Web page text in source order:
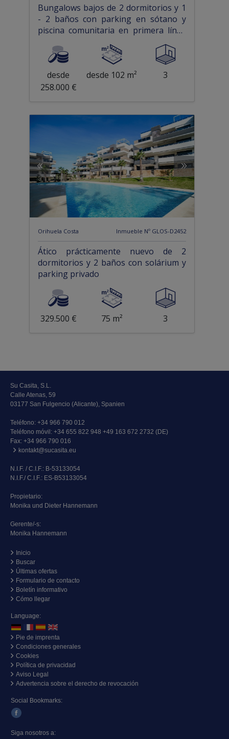
Bungalows bajos de 2 dormitorios y 1
- 2 baños con parking en sótano y
piscina comunitaria en primera línea
desde
258.000 €
desde 102 m² 3
Orihuela Costa Inmueble Nº GLOS-D2452
Ático prácticamente nuevo de 2
dormitorios y 2 baños con solárium y
parking privado
329.500 € 75 m² 3
Su Casita, S.L.
Calle Atenas, 59
03177 San Fulgencio (Alicante), Spanien
Teléfono: +34 966 790 012
Teléfono móvil: +34 655 822 948 +49 163 672 2732 (DE)
Fax: +34 966 790 016
kontakt@sucasita.eu
N.I.F. / C.I.F.: B-53133054
N.I.F./ C.I.F.: ES-B53133054
Propietario:
Monika und Dieter Hannemann
Gerente/-s:
Monika Hannemann
Inicio
Buscar
Últimas ofertas
Formulario de contacto
Boletín informativo
Cómo llegar
Language:
Pie de imprenta
Condiciones generales
Cookies
Política de privacidad
Aviso Legal
Advertencia sobre el derecho de revocación
Social Bookmarks:
Siga nosotros a: